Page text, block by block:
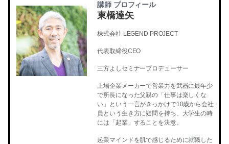
講師 プロフィール
東橋達矢
株式会社 LEGEND PROJECT
代表取締役CEO
三方よしセミナープロデューサー
上場企業メーカーで営業力を武器に最年少
で所長になった父親の「仕事は楽しくな
い」という一言がきっかけで10歳から会社
員という生き方に疑問を持ち、大学生の時
には「起業」することを決意。
起業マインドを肌で感じるために就職した